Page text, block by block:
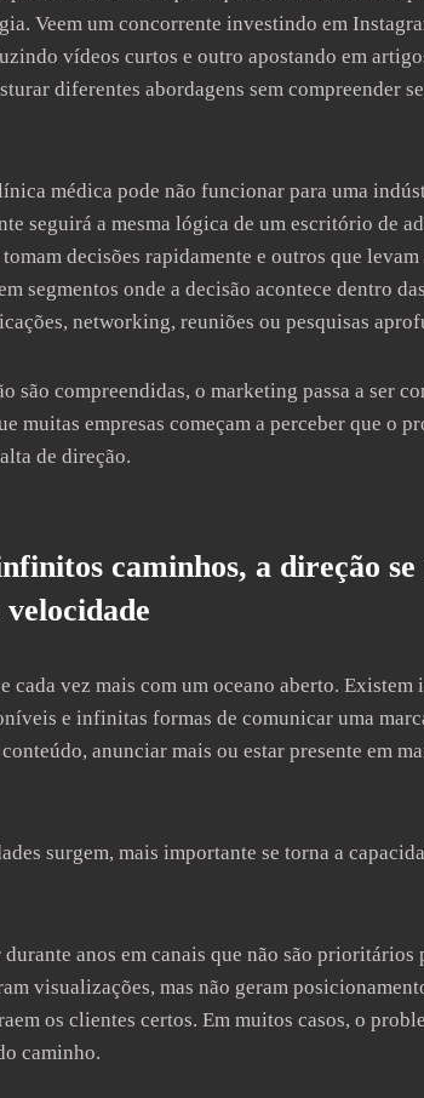
Veem um concorrente investindo em
vídeos curtos e outro apostando em
diferentes abordagens sem compreender
médica pode não funcionar para uma
seguirá a mesma lógica de um escritório de
decisões rapidamente e outros que levam
segmentos onde a decisão acontece dentro
networking, reuniões ou pesquisas
são compreendidas, o marketing passa a ser
muitas empresas começam a perceber que o
de direção.
caminhos, a direção
cada vez mais com um oceano aberto. Existem
e infinitas formas de comunicar uma
anunciar mais ou estar presente em
surgem, mais importante se torna a
anos em canais que não são prioritários
visualizações, mas não geram
os clientes certos. Em muitos casos, o
caminho.